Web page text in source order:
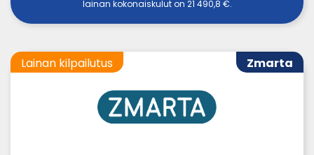
lainan kokonaiskulut on 21 490,8 €.
Zmarta
Lainan kilpailutus